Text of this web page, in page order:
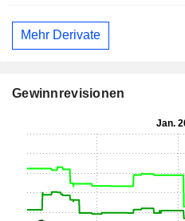
Mehr Derivate
Gewinnrevisionen